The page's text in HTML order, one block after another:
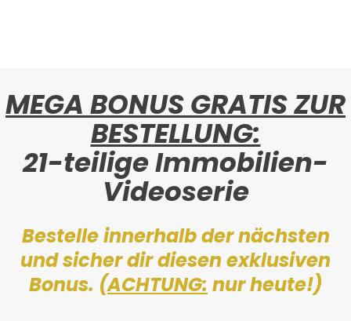
MEGA BONUS GRATIS ZUR
BESTELLUNG:
21-teilige Immobilien-
Videoserie
Bestelle innerhalb der nächsten
und sicher dir diesen exklusiven
Bonus. (ACHTUNG: nur heute!)